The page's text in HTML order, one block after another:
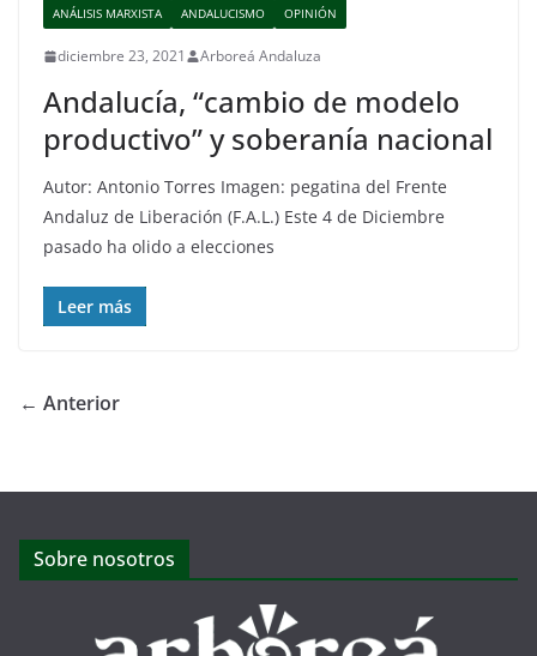
ANÁLISIS MARXISTA ANDALUCISMO OPINIÓN
diciembre 23, 2021 Arboreá Andaluza
Andalucía, “cambio de modelo
productivo” y soberanía nacional
Autor: Antonio Torres Imagen: pegatina del Frente
Andaluz de Liberación (F.A.L.) Este 4 de Diciembre
pasado ha olido a elecciones
Leer más
← Anterior
Sobre nosotros